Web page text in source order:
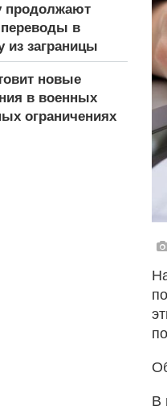
продолжают
переводы в
из заграницы
новые
в военных
ограничениях
В